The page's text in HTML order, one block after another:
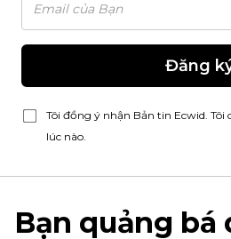
Đăng
Tôi đồng ý nhận Bản tin Ecwid.
lúc nào.
Bạn quảng bá